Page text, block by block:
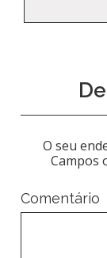
O seu
Campos
Comentário